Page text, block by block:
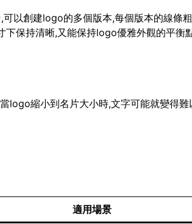
以創建logo的多個版本,每個版本的線條
保持清晰,又能保持logo優雅外觀的平衡
logo縮小到名片大小時,文字可能就變得
適用場景